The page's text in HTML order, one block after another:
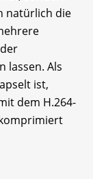
natürlich die
lassen. Als
ist,
dem H.264-